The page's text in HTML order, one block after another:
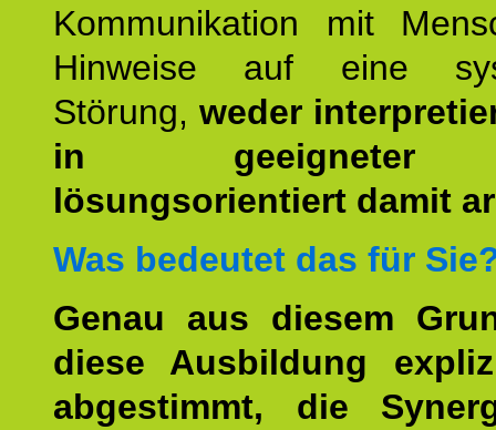
Kommunikation mit
Hinweise auf eine
Störung, weder
in geeigneter
lösungsorientiert damit
Was bedeutet das für
Genau aus diesem
diese Ausbildung
abgestimmt, die